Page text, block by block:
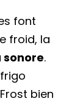
font
froid, la
sonore.
bien